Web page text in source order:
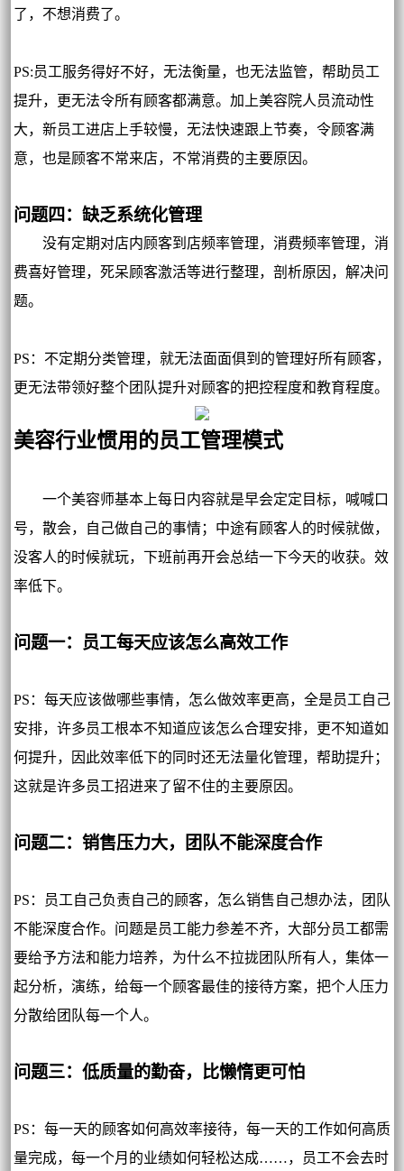
了，不想消费了。
PS:员工服务得好不好，无法衡量，也无法监管，帮助员工
提升，更无法令所有顾客都满意。加上美容院人员流动性
大，新员工进店上手较慢，无法快速跟上节奏，令顾客满
意，也是顾客不常来店，不常消费的主要原因。
问题四：缺乏系统化管理
没有定期对店内顾客到店频率管理，消费频率管理，消
费喜好管理，死呆顾客激活等进行整理，剖析原因，解决问
题。
PS：不定期分类管理，就无法面面俱到的管理好所有顾客，
更无法带领好整个团队提升对顾客的把控程度和教育程度。
美容行业惯用的员工管理模式
一个美容师基本上每日内容就是早会定定目标，喊喊口
号，散会，自己做自己的事情；中途有顾客人的时候就做，
没客人的时候就玩，下班前再开会总结一下今天的收获。效
率低下。
问题一：员工每天应该怎么高效工作
PS：每天应该做哪些事情，怎么做效率更高，全是员工自己
安排，许多员工根本不知道应该怎么合理安排，更不知道如
何提升，因此效率低下的同时还无法量化管理，帮助提升；
这就是许多员工招进来了留不住的主要原因。
问题二：销售压力大，团队不能深度合作
PS：员工自己负责自己的顾客，怎么销售自己想办法，团队
不能深度合作。问题是员工能力参差不齐，大部分员工都需
要给予方法和能力培养，为什么不拉拢团队所有人，集体一
起分析，演练，给每一个顾客最佳的接待方案，把个人压力
分散给团队每一个人。
问题三：低质量的勤奋，比懒惰更可怕
PS：每一天的顾客如何高效率接待，每一天的工作如何高质
量完成，每一个月的业绩如何轻松达成……，员工不会去时